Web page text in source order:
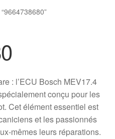
: l’ECU Bosch MEV17.4
conçu pour les
Cet élément essentiel est
et les passionnés
mêmes leurs réparations.